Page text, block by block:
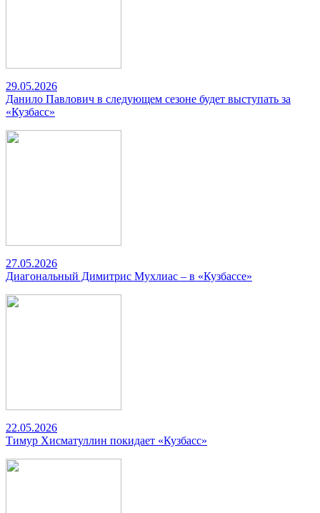
29.05.2026
Данило Павлович в следующем сезоне будет выступать за
«Кузбасс»
27.05.2026
Диагональный Димитрис Мухлиас – в «Кузбассе»
22.05.2026
Тимур Хисматуллин покидает «Кузбасс»